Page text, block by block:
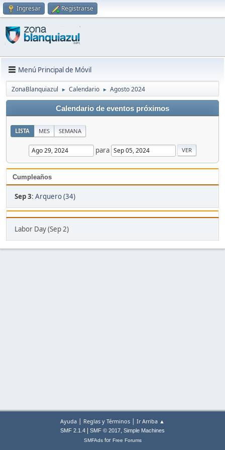
Ingresar Registrarse
Menú Principal de Móvil
ZonaBlanquiazul ► Calendario ► Agosto 2024
Calendario de eventos próximos
LISTA MES SEMANA
para
Cumpleaños
Sep 3: Arquero (34)
Labor Day (Sep 2)
Ayuda | Reglas y Términos | Ir Arriba ▲
SMF 2.1.4 SMF © 2017, Simple Machines
SMFAdsfor Free Forums